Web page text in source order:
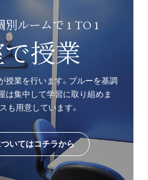
ルームで 1 TO 1
授業
授業を行います。ブルーを基調
は集中して学習に取り組めま
も用意しています。
いてはコチラから